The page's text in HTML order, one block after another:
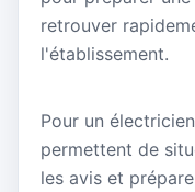
retrouver
l'établissement.
Pour un
permettent de
les avis et